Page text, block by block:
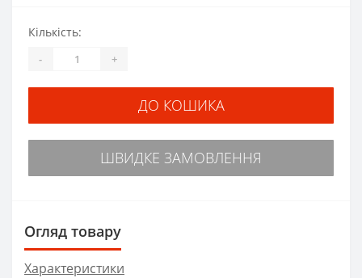
Кількість:
- +
ДО КОШИКА
ШВИДКЕ ЗАМОВЛЕННЯ
Огляд товару
Характеристики